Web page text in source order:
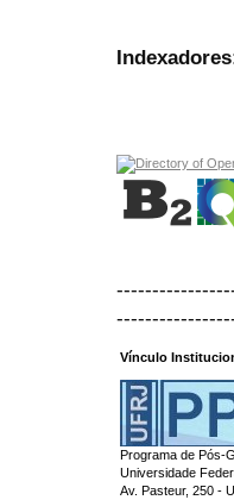
Vínculo
Programa de Pós-
Universidade
Av. Pasteur, 250 -